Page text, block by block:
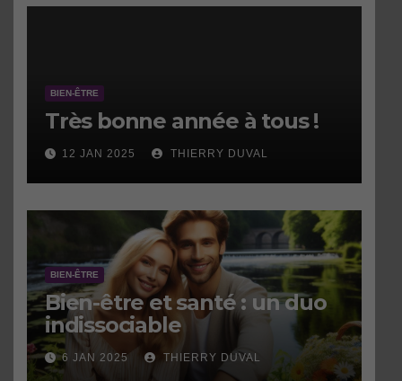
BIEN-ÊTRE
Très bonne année à tous !
12 JAN 2025 THIERRY DUVAL
BIEN-ÊTRE
Bien-être et santé : un duo
indissociable
6 JAN 2025 THIERRY DUVAL